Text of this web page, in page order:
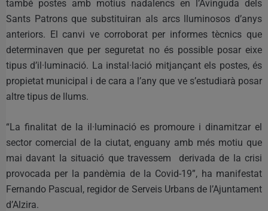
també postes amb motius nadalencs en l’Avinguda dels
Sants Patrons que substituiran als arcs lluminosos d’anys
anteriors. El canvi ve corroborat per informes tècnics que
determinaven que per seguretat no és possible posar eixe
tipus d’il·luminació. La instal·lació mitjançant els postes, és
propietat municipal i de cara a l’any que ve s’estudiarà posar
altre tipus de llums.
“La finalitat de la il·luminació es promoure i dinamitzar el
sector comercial de la ciutat, enguany amb més motiu que
mai davant la situació que travessem derivada de la crisi
provocada per la pandèmia de la Covid-19”, ha manifestat
Fernando Pascual, regidor de Serveis Urbans de l’Ajuntament
d’Alzira.